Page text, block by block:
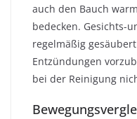
auch den Bauch
bedecken. Gesichts-
regelmäßig
Entzündungen
bei der Reinigung